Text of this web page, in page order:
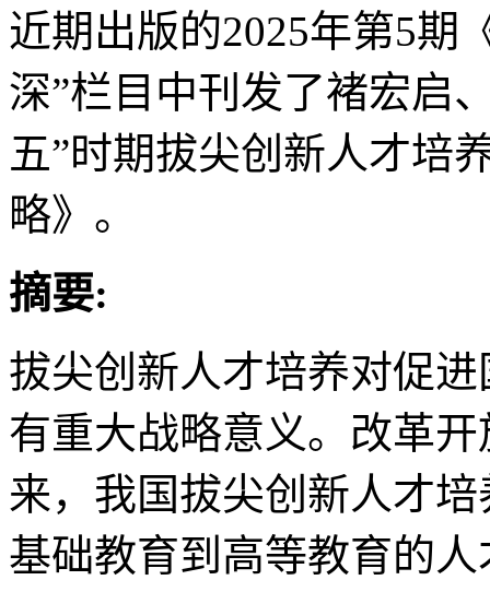
近期出版的2025年第5期
深”栏目中刊发了褚宏启
五”时期拔尖创新人才培
略》。
摘要:
拔尖创新人才培养对促
有重大战略意义。改革
来，我国拔尖创新人才
基础教育到高等教育的